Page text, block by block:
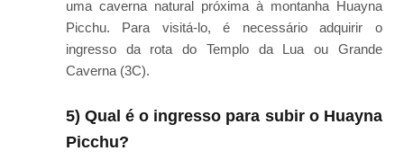
uma caverna natural próxima à montanha Huayna
Picchu. Para visitá-lo, é necessário adquirir o
ingresso da rota do Templo da Lua ou Grande
Caverna (3C).
5) Qual é o ingresso para subir o Huayna
Picchu?